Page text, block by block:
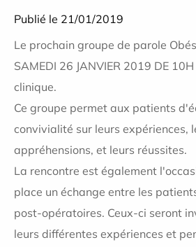
Publié le 21/01/2019
Le prochain groupe de parole
SAMEDI 26 JANVIER 2019 DE
clinique.
Ce groupe permet aux patients
convivialité sur leurs expériences,
appréhensions, et leurs réussites.
La rencontre est également
place un échange entre les
post-opératoires. Ceux-ci seront
leurs différentes expériences et